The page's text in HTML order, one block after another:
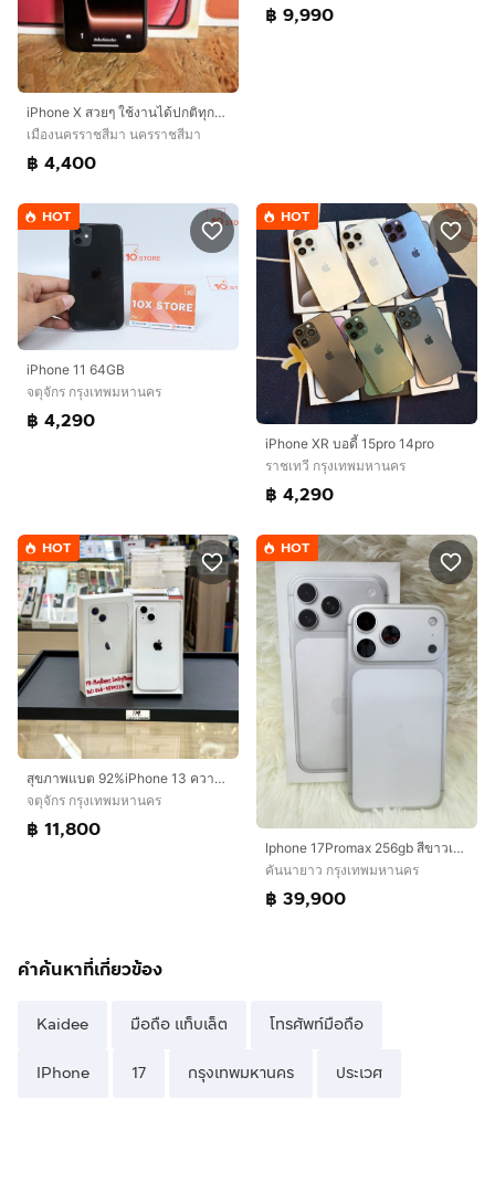
iPhone X สวยๆ ใช้งานได้ปกติทุกอย่างสุขภาพแบต 100
เมืองนครราชสีมา นครราชสีมา
฿ 4,400
฿ 9,990
HOT
iPhone 11 64GB
จตุจักร กรุงเทพมหานคร
฿ 4,290
HOT
iPhone XR บอดี้ 15pro 14pro
ราชเทวี กรุงเทพมหานคร
฿ 4,290
HOT
สุขภาพแบต 92%iPhone 13 ความจุ 128G สีขาวเครื่องสวยมาก
จตุจักร กรุงเทพมหานคร
฿ 11,800
HOT
Iphone 17Promax 256gb สีขาวเครื่องสวย ยกกล่อง เดิมๆสุขภาพแบต 94%ประกันเหลือ 30/11/2569อุปกรณ์ สายชาร์จแท้ กล่องเดิมเลขตรงกล่องนัดรับได้ รามอินทรา83 กม8 กม9
คันนายาว กรุงเทพมหานคร
฿ 39,900
คำค้นหาที่เกี่ยวข้อง
Kaidee มือถือ แท็บเล็ต โทรศัพท์มือถือ
IPhone 17 กรุงเทพมหานคร ประเวศ